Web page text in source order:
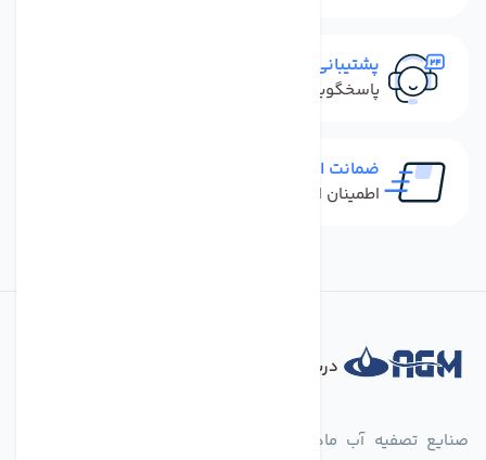
پشتیبانی سریع
پاسخگویی سریع به تماس‌ها و پیام‌ها
ضمانت اصل بودن کالا
اطمینان از خرید کالای اورجینال
درباره فروشگاه